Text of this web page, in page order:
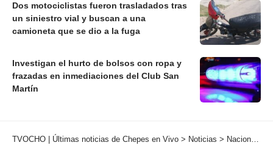
Dos motociclistas fueron trasladados tras
un siniestro vial y buscan a una
camioneta que se dio a la fuga
Investigan el hurto de bolsos con ropa y
frazadas en inmediaciones del Club San
Martín
TVOCHO | Últimas noticias de Chepes en Vivo > Noticias > Nacionales